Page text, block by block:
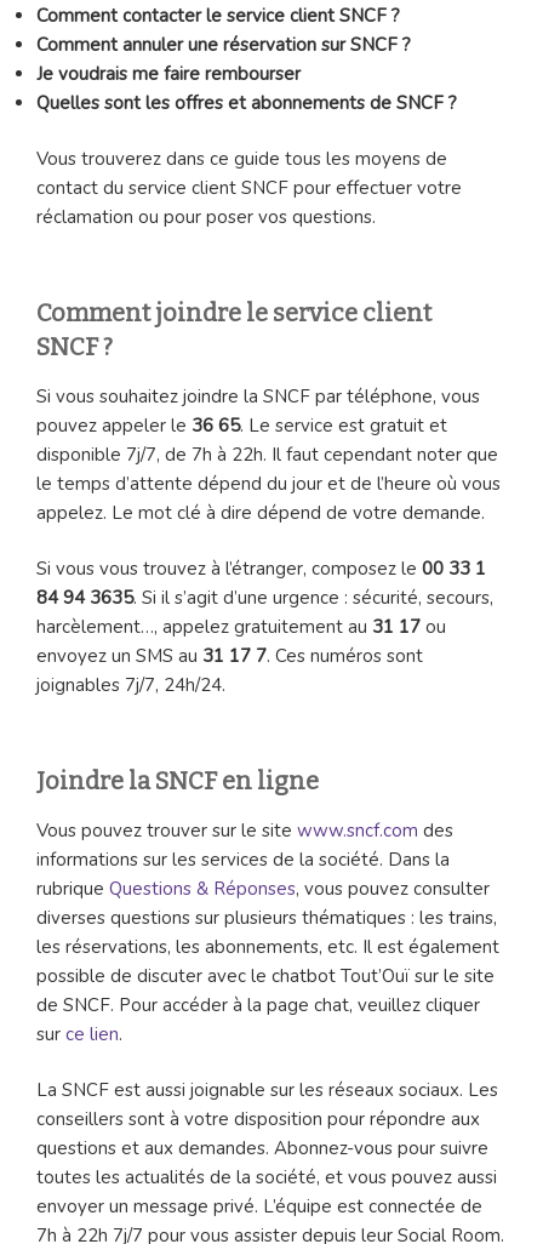
Comment contacter le service client SNCF ?
Comment annuler une réservation sur SNCF ?
Je voudrais me faire rembourser
Quelles sont les offres et abonnements de SNCF ?
Vous trouverez dans ce guide tous les moyens de
contact du service client SNCF pour effectuer votre
réclamation ou pour poser vos questions.
Comment joindre le service client
SNCF ?
Si vous souhaitez joindre la SNCF par téléphone, vous
pouvez appeler le 36 65. Le service est gratuit et
disponible 7j/7, de 7h à 22h. Il faut cependant noter que
le temps d’attente dépend du jour et de l’heure où vous
appelez. Le mot clé à dire dépend de votre demande.
Si vous vous trouvez à l’étranger, composez le 00 33 1
84 94 3635. Si il s’agit d’une urgence : sécurité, secours,
harcèlement…, appelez gratuitement au 31 17 ou
envoyez un SMS au 31 17 7. Ces numéros sont
joignables 7j/7, 24h/24.
Joindre la SNCF en ligne
Vous pouvez trouver sur le site www.sncf.com des
informations sur les services de la société. Dans la
rubrique Questions & Réponses, vous pouvez consulter
diverses questions sur plusieurs thématiques : les trains,
les réservations, les abonnements, etc. Il est également
possible de discuter avec le chatbot Tout’Ouï sur le site
de SNCF. Pour accéder à la page chat, veuillez cliquer
sur ce lien.
La SNCF est aussi joignable sur les réseaux sociaux. Les
conseillers sont à votre disposition pour répondre aux
questions et aux demandes. Abonnez-vous pour suivre
toutes les actualités de la société, et vous pouvez aussi
envoyer un message privé. L’équipe est connectée de
7h à 22h 7j/7 pour vous assister depuis leur Social Room.